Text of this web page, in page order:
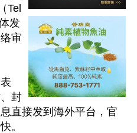
Tel
发
审
封
直接发到海外平台，官
。